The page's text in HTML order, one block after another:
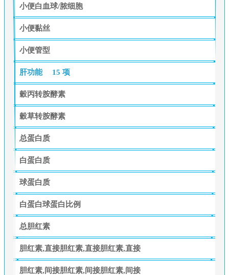
小便白血球/脓细胞
小便黏丝
小便管型
肝功能 15 项
穀丙转胺酵素
穀草转胺酵素
总蛋白质
白蛋白质
球蛋白质
白蛋白球蛋白比例
总胆红素
胆红素,直接胆红素,直接胆红素,直接
胆红素,间接胆红素,间接胆红素,间接